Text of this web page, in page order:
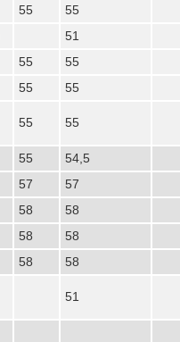
55
55
51
55
55
55
55
55 55
55
54,5
57
57
58
58
58
58
58 58
51